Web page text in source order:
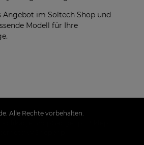
Angebot im Soltech Shop und
Modell für Ihre
Alle Rechte vorbehalten.